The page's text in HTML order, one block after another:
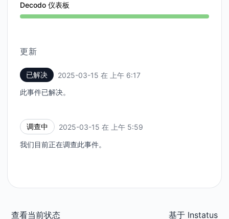
Decodo 仪表板
更新
已解决 2025-03-15 在 上午 6:17
此事件已解决。
调查中 2025-03-15 在 上午 5:59
我们目前正在调查此事件。
查看当前状态 基于 Instatus